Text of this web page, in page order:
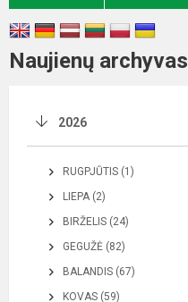
Naujienų archyvas
2026
RUGPJŪTIS (1)
LIEPA (2)
BIRŽELIS (24)
GEGUŽĖ (82)
BALANDIS (67)
KOVAS (59)